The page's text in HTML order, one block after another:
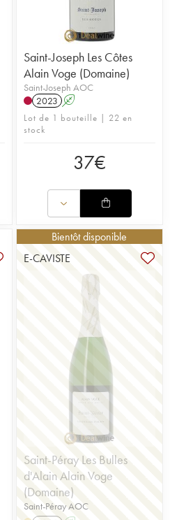
Saint-Joseph Les Côtes
Alain Voge (Domaine)
Saint-Joseph AOC
2023 A
Lot de 1 bouteille | 22 en
stock
37€
Bientôt disponible
E-CAVISTE
Saint-Péray Les Bulles
d'Alain Alain Voge
(Domaine)
Saint-Péray AOC